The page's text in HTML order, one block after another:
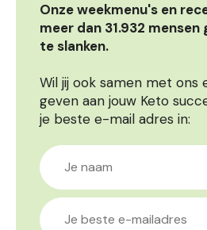
Onze weekmenu's en
meer dan 31.932
te slanken.
Wil jij ook samen met ons
geven aan jouw Keto
je beste e-mail adres in: